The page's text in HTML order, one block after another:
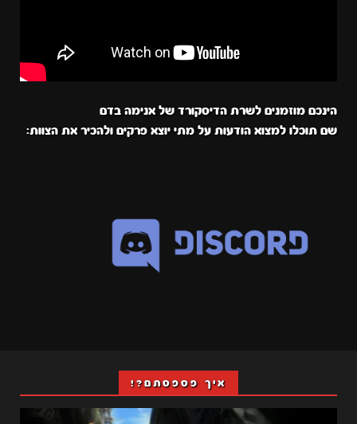
הינכם מוזמנים לשרת הדיסקורד של אנימה בדם
שם תוכלו למצוא הודעות על מתי יוצא פרקים ולהכיר את הצוות:
איך פספסתם?!